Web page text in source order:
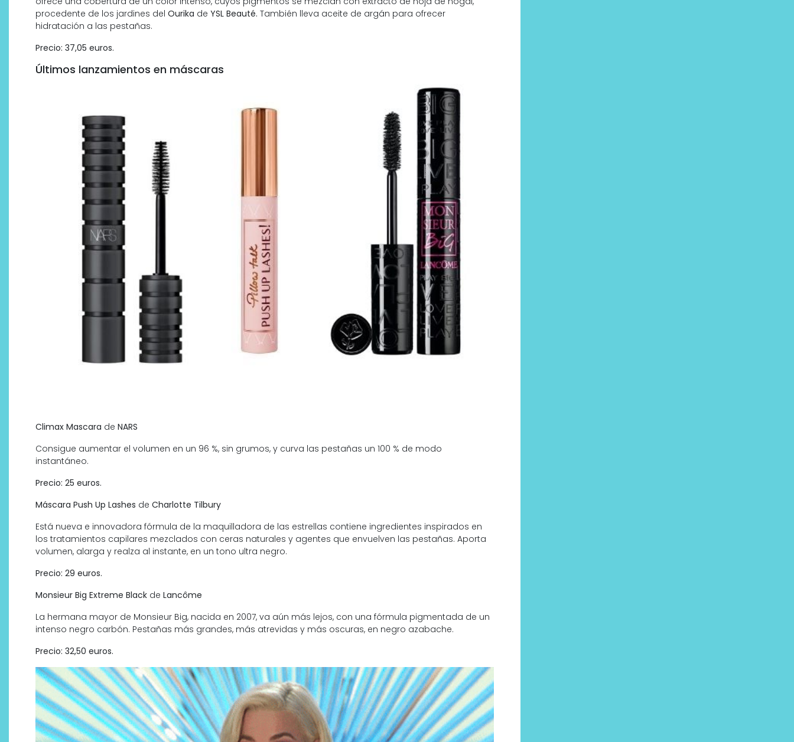
procedente de los jardines del Ourika de YSL Beauté. También lleva aceite de argán para ofrecer
hidratación a las pestañas.
Precio: 37,05 euros.
Últimos lanzamientos en máscaras
Climax Mascara de NARS
Consigue aumentar el volumen en un 96 %, sin grumos, y curva las pestañas un 100 % de modo
instantáneo.
Precio: 25 euros.
Máscara Push Up Lashes de Charlotte Tilbury
Está nueva e innovadora fórmula de la maquilladora de las estrellas contiene ingredientes inspirados en
los tratamientos capilares mezclados con ceras naturales y agentes que envuelven las pestañas. Aporta
volumen, alarga y realza al instante, en un tono ultra negro.
Precio: 29 euros.
Monsieur Big Extreme Black de Lancôme
La hermana mayor de Monsieur Big, nacida en 2007, va aún más lejos, con una fórmula pigmentada de un
intenso negro carbón. Pestañas más grandes, más atrevidas y más oscuras, en negro azabache.
Precio: 32,50 euros.